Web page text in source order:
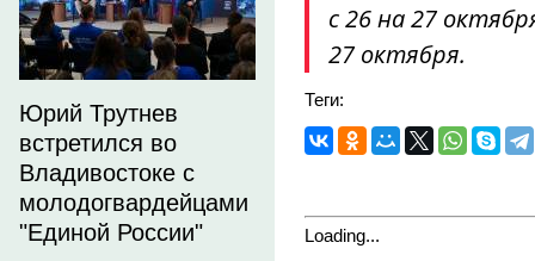
Юрий Трутнев
встретился во
Владивостоке с
молодогвардейцами
"Единой России"
с 26 на 27
27 октября.
Теги:
Loading...